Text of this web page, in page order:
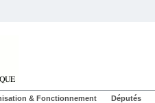
& Fonctionnement Députés